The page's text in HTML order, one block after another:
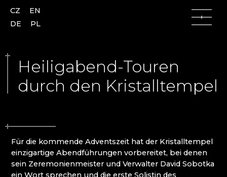
Česká Lípa (Böhmisch Leipa)
Kamenický Šenov (Steinschönau)
Kunratice u Cvikova (Kunnersdorf)
Nový Bor (Haida)
AJETO
ALENA LINTAVA, GLASS AND JEWELLERY
ASTERA
ASTRONOMISCHE UHR AUS GLAS - ČESKÁ
CZ
EN
DE
PL
Heiligabend-Touren
durch den Kristalltempel
Für die kommende Adventszeit hat der Kristalltempel
einzigartige Abendführungen vorbereitet, bei denen
sein Zeremonienmeister und Verwalter David Sobotka
ein Wort sprechen und die erste Solistin des